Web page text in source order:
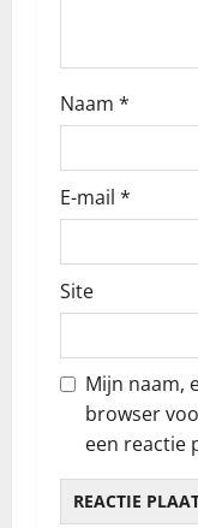
g
a
t
i
e
Naam *
E-mail *
Site
Mijn naam,
browser
een reactie